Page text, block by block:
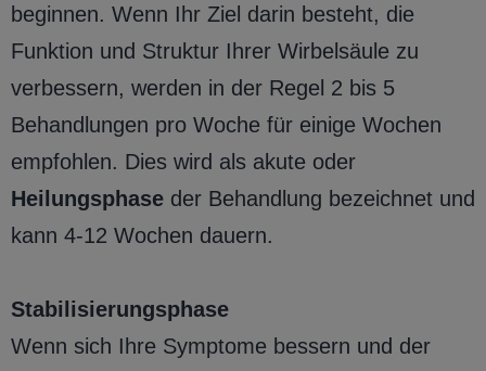
beginnen. Wenn Ihr Ziel darin besteht, die
Funktion und Struktur Ihrer Wirbelsäule zu
verbessern, werden in der Regel 2 bis 5
Behandlungen pro Woche für einige Wochen
empfohlen. Dies wird als akute oder
Heilungsphase der Behandlung bezeichnet und
kann 4-12 Wochen dauern.
Stabilisierungsphase
Wenn sich Ihre Symptome bessern und der